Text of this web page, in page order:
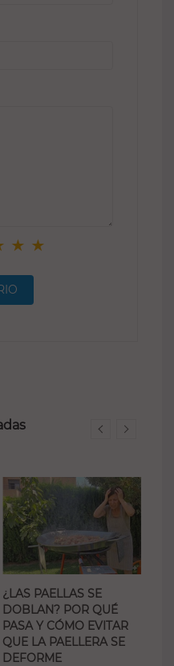
★ ★
¿LAS PAELLAS SE
DOBLAN? POR QUÉ
PASA Y CÓMO EVITAR
QUE LA PAELLERA SE
DEFORME